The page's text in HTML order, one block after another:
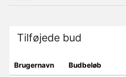
Tilføjede bud
Brugernavn Budbeløb